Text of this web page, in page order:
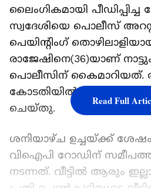
ലൈംഗികമായി
സ്വദേശിയെ പൊലീസ്
പെയിന്റിംഗ്
രാജേഷിനെ(36)യാണ്
പൊലീസിന് കൈമാറിയത്.
കോടതിയിൽ ഹാജരാക്കിയ
ചെയ്തു.
ശനിയാഴ്ച ഉച്ചയ്ക്ക്
വിഐപി റോഡിന്
നടന്നത്. വീട്ടിൽ ആരും
Read Full